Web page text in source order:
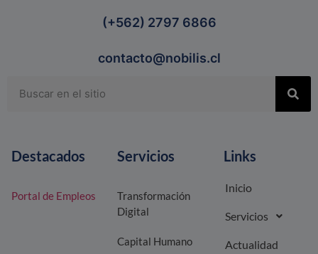
(+562) 2797 6866
contacto@nobilis.cl
Destacados
Portal de Empleos
Servicios
Transformación
Digital
Capital Humano
Links
Inicio
Servicios
Actualidad